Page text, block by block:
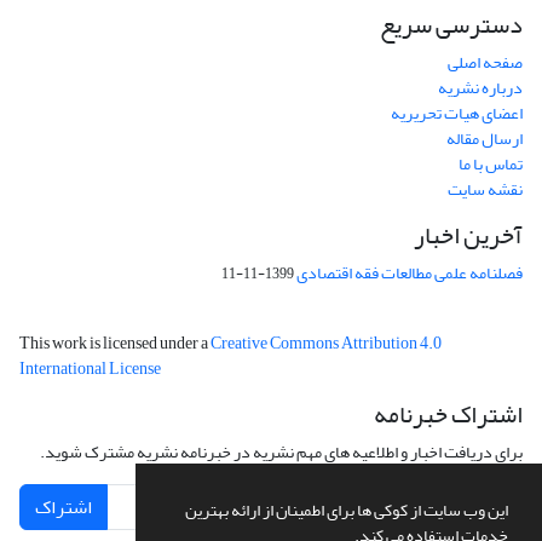
این وب سایت از کوکی ها برای اطمینان از ارائه بهترین
دسترسی سریع
صفحه اصلی
درباره نشریه
اعضای هیات تحریریه
ارسال مقاله
تماس با ما
نقشه سایت
آخرین اخبار
فصلنامه علمی مطالعات فقه اقتصادی1399-11-11
This work is licensed under aCreative Commons Attribution 4.0
International License
اشتراک خبرنامه
برای دریافت اخبار و اطلاعیه های مهم نشریه در خبرنامه نشریه مشترک شوید.
اشتراک